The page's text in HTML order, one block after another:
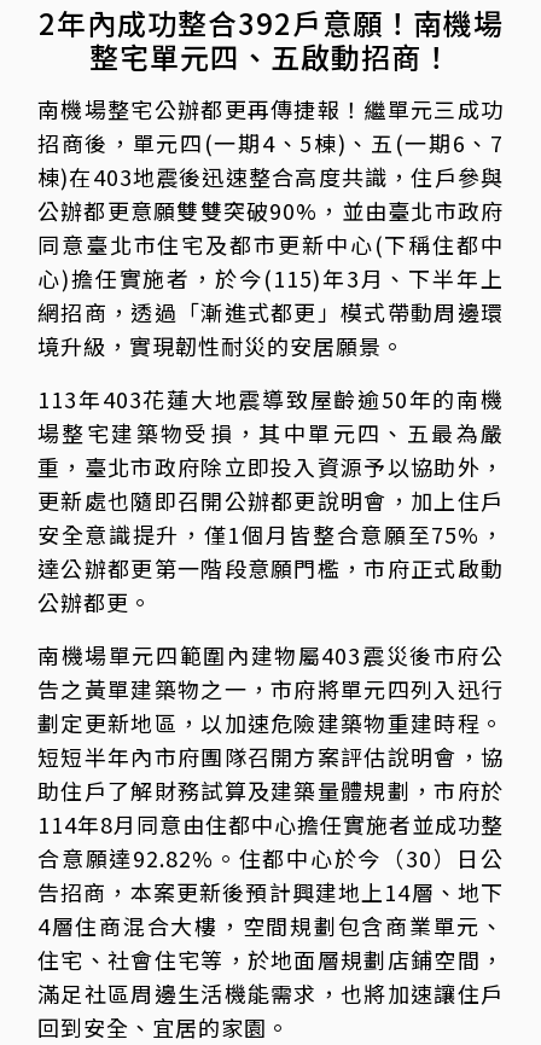
2年內成功整合392戶意願！南機場
整宅單元四、五啟動招商！
南機場整宅公辦都更再傳捷報！繼單元三成功
招商後，單元四(一期4、5棟)、五(一期6、7
棟)在403地震後迅速整合高度共識，住戶參與
公辦都更意願雙雙突破90%，並由臺北市政府
同意臺北市住宅及都市更新中心(下稱住都中
心)擔任實施者，於今(115)年3月、下半年上
網招商，透過「漸進式都更」模式帶動周邊環
境升級，實現韌性耐災的安居願景。
113年403花蓮大地震導致屋齡逾50年的南機
場整宅建築物受損，其中單元四、五最為嚴
重，臺北市政府除立即投入資源予以協助外，
更新處也隨即召開公辦都更說明會，加上住戶
安全意識提升，僅1個月皆整合意願至75%，
達公辦都更第一階段意願門檻，市府正式啟動
公辦都更。
南機場單元四範圍內建物屬403震災後市府公
告之黃單建築物之一，市府將單元四列入迅行
劃定更新地區，以加速危險建築物重建時程。
短短半年內市府團隊召開方案評估說明會，協
助住戶了解財務試算及建築量體規劃，市府於
114年8月同意由住都中心擔任實施者並成功整
合意願達92.82%。住都中心於今（30）日公
告招商，本案更新後預計興建地上14層、地下
4層住商混合大樓，空間規劃包含商業單元、
住宅、社會住宅等，於地面層規劃店鋪空間，
滿足社區周邊生活機能需求，也將加速讓住戶
回到安全、宜居的家園。